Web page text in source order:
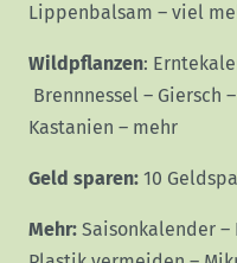
Lippenbalsam – viel
Wildpflanzen:
Brennnessel – Giersch –
Kastanien – mehr
Geld sparen: 10
Mehr: Saisonkalender –